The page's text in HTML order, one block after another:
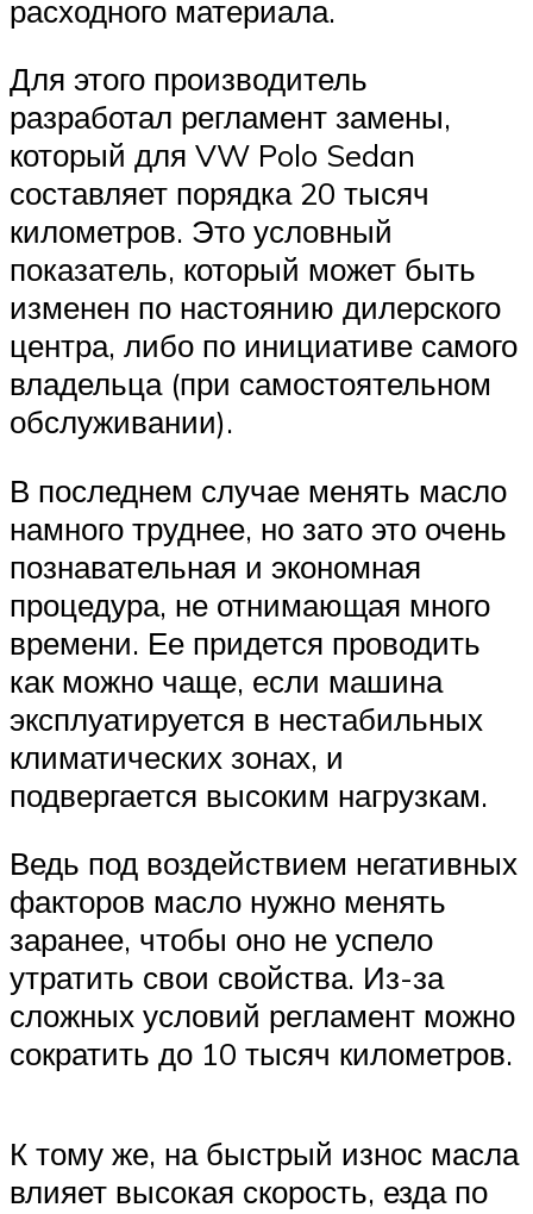
расходного материала.
Для этого производитель
разработал регламент замены,
который для VW Polo Sedan
составляет порядка 20 тысяч
километров. Это условный
показатель, который может быть
изменен по настоянию дилерского
центра, либо по инициативе самого
владельца (при самостоятельном
обслуживании).
В последнем случае менять масло
намного труднее, но зато это очень
познавательная и экономная
процедура, не отнимающая много
времени. Ее придется проводить
как можно чаще, если машина
эксплуатируется в нестабильных
климатических зонах, и
подвергается высоким нагрузкам.
Ведь под воздействием негативных
факторов масло нужно менять
заранее, чтобы оно не успело
утратить свои свойства. Из-за
сложных условий регламент можно
сократить до 10 тысяч километров.
К тому же, на быстрый износ масла
влияет высокая скорость, езда по